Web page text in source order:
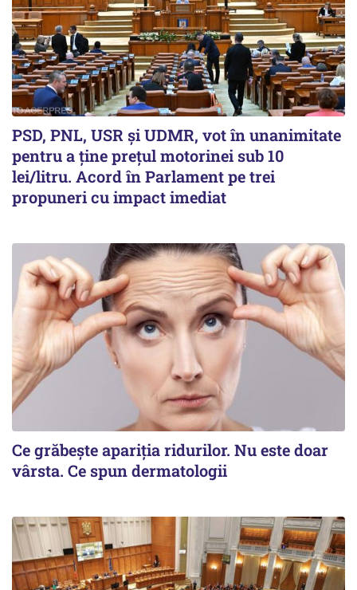
PSD, PNL, USR şi UDMR, vot în unanimitate
pentru a ţine preţul motorinei sub 10
lei/litru. Acord în Parlament pe trei
propuneri cu impact imediat
Ce grăbește apariția ridurilor. Nu este doar
vârsta. Ce spun dermatologii